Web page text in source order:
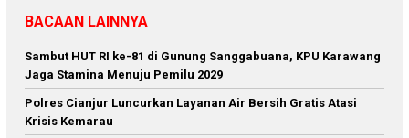
BACAAN LAINNYA
Sambut HUT RI ke-81 di Gunung Sanggabuana, KPU Karawang
Jaga Stamina Menuju Pemilu 2029
Polres Cianjur Luncurkan Layanan Air Bersih Gratis Atasi
Krisis Kemarau